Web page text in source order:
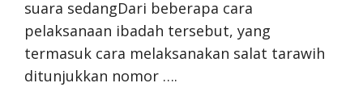
suara sedangDari beberapa cara
pelaksanaan ibadah tersebut, yang
termasuk cara melaksanakan salat tarawih
ditunjukkan nomor ….